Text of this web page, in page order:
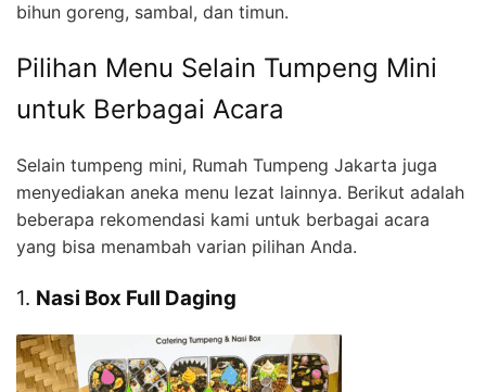
bihun goreng, sambal, dan timun.
Pilihan Menu Selain Tumpeng Mini
untuk Berbagai Acara
Selain tumpeng mini, Rumah Tumpeng Jakarta juga
menyediakan aneka menu lezat lainnya. Berikut adalah
beberapa rekomendasi kami untuk berbagai acara
yang bisa menambah varian pilihan Anda.
1. Nasi Box Full Daging